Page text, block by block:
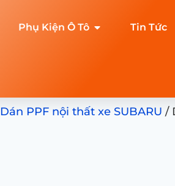
Phụ Kiện Ô Tô Tin Tức
Dán PPF nội thất xe SUBARU /